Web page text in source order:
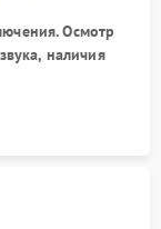
Осмотр
наличия
тестовых
поломки.